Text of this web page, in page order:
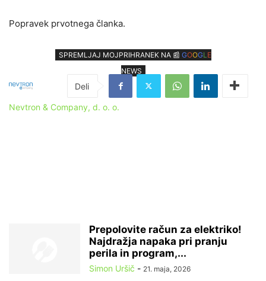
Popravek prvotnega članka.
SPREMLJAJ MOJPRIHRANEK NA 📰 GOOGL E
NEWS
Nevtron & Company, d. o. o.
Prepolovite račun za elektriko!
Najdražja napaka pri pranju
perila in program,...
Simon Uršič - 21. maja, 2026